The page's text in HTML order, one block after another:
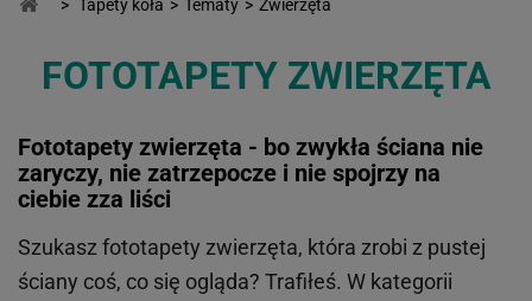
> Tapety koła > Tematy > Zwierzęta
FOTOTAPETY ZWIERZĘTA
Fototapety zwierzęta - bo zwykła ściana nie
zaryczy, nie zatrzepocze i nie spojrzy na
ciebie zza liści
Szukasz fototapety zwierzęta, która zrobi z pustej
ściany coś, co się ogląda? Trafiłeś. W kategorii